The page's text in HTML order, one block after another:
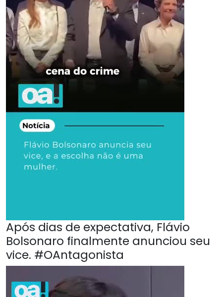
Após dias de expectativa, Flávio
Bolsonaro finalmente anunciou seu
vice. #OAntagonista